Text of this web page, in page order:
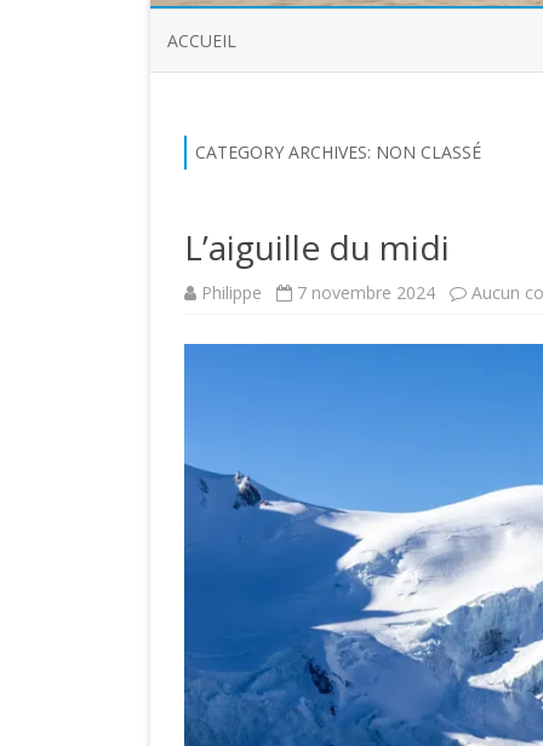
ACCUEIL
CATEGORY ARCHIVES: NON CLASSÉ
L’aiguille du midi
Philippe 7 novembre 2024 Aucun